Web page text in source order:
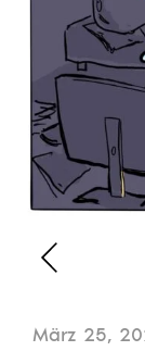
März 25,